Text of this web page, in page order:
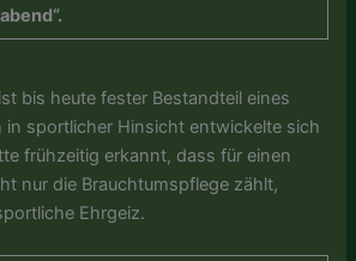
bis heute fester Bestandteil eines
in sportlicher Hinsicht entwickelte sich
frühzeitig erkannt, dass für einen
nur die Brauchtumspflege zählt,
Ehrgeiz.